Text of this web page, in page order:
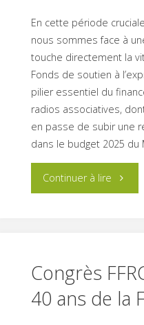
En cette période
nous sommes face à
touche directement la
Fonds de soutien à
pilier essentiel du
radios associatives,
en passe de subir une
dans le budget 2025 du
Continuer à lire "Appel
des
Radios
Congrès
40 ans de la